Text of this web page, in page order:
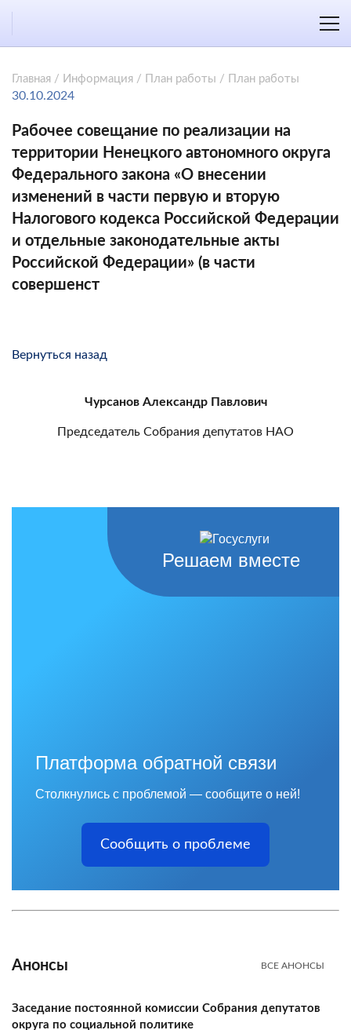
Главная / Информация / План работы / План работы
30.10.2024
Рабочее совещание по реализации на
территории Ненецкого автономного округа
Федерального закона «О внесении
изменений в части первую и вторую
Налогового кодекса Российской Федерации
и отдельные законодательные акты
Российской Федерации» (в части
совершенст
Вернуться назад
Чурсанов Александр Павлович
Председатель Собрания депутатов НАО
Решаем вместе
Платформа обратной связи
Столкнулись с проблемой — сообщите о ней!
Сообщить о проблеме
Анонсы ВСЕ АНОНСЫ
Заседание постоянной комиссии Собрания депутатов
округа по социальной политике